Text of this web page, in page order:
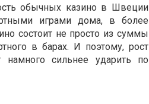
обычных казино в Швеции
играми дома, в более
состоит не просто из суммы
в барах. И поэтому, рост
намного сильнее ударить по